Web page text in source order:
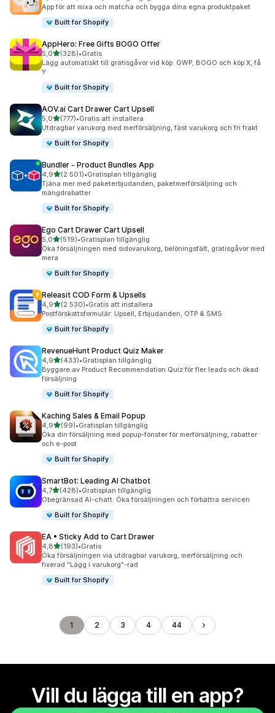
App för att mixa och matcha och bygga dina egna produktpaket
Built for Shopify
AppHero: Free Gifts BOGO Offer
5,0av 5 stjärnor
(328)
328 recensioner totalt
•Gratis
Lägg automatiskt till gratisgåvor vid köp: GWP, BOGO och köp X, få
Y
Built for Shopify
AOV.ai Cart Drawer Cart Upsell
5,0av 5 stjärnor
(777)
777 recensioner totalt
•Gratis att installera
Utdragbar varukorg med merförsäljning, fäst varukorg och fri frakt
Built for Shopify
Bundler ‑ Product Bundles App
4,9av 5 stjärnor
(2 501)
2501 recensioner totalt
•Gratisplan tillgänglig
Tjäna mer med paketerbjudanden, paketmerförsäljning och
mängdrabatter
Built for Shopify
Ego Cart Drawer Cart Upsell
5,0av 5 stjärnor
(519)
519 recensioner totalt
•Gratisplan tillgänglig
Öka försäljningen med sidovarukorg, belöningsfält, gratisgåvor med
mera
Built for Shopify
Releasit COD Form & Upsells
4,9av 5 stjärnor
(2 530)
2530 recensioner totalt
•Gratis att installera
Postförskottsformulär: Upsell, Erbjudanden, OTP & SMS
Built for Shopify
RevenueHunt Product Quiz Maker
4,9av 5 stjärnor
(433)
433 recensioner totalt
•Gratisplan tillgänglig
Byggare av Product Recommendation Quiz för fler leads och ökad
försäljning
Built for Shopify
Kaching Sales & Email Popup
4,9av 5 stjärnor
(99)
99 recensioner totalt
•Gratisplan tillgänglig
Öka din försäljning med popup-fönster för merförsäljning, rabatter
och e-post
Built for Shopify
SmartBot: Leading AI Chatbot
4,7av 5 stjärnor
(428)
428 recensioner totalt
•Gratisplan tillgänglig
Obegränsad AI-chatt: Öka försäljningen och förbättra servicen
Built for Shopify
EA • Sticky Add to Cart Drawer
4,8av 5 stjärnor
(193)
193 recensioner totalt
•Gratis
Öka försäljningen via utdragbar varukorg, merförsäljning och
fixerad "Lägg i varukorg"-rad
Built for Shopify
1 2 3 4 44
Vill du lägga till en app?